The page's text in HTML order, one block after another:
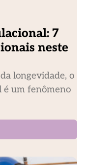
7
neste
longevidade, o
é um fenômeno